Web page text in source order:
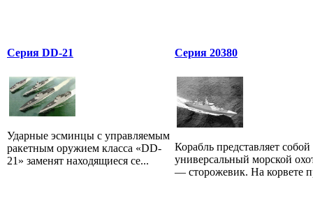
Серия DD-21
Ударные эсминцы с управляемым
ракетным оружием класса «DD-
21» заменят находящиеся се...
Серия 20380
Корабль представляет собой
универсальный морской
— сторожевик. На корвете